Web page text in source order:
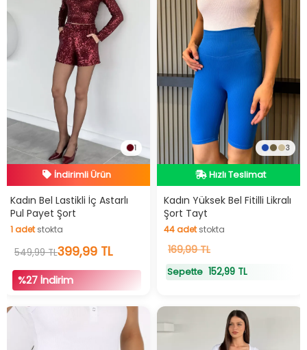
1
İndirimli Ürün
Hızlı Teslimat
İndirimli Ürün
Kadın Bel Lastikli İç Astarlı
Pul Payet Şort
1adetstokta
adet stokta
549,99 TL399,99 TL
%27 İndirim
3
Hızlı Teslimat
Hızlı Teslimat
Kadın Yüksek Bel Fitilli Likralı
Şort Tayt
44adetstokta
44adetstokta
169,99 TL
Sepette 152,99 TL